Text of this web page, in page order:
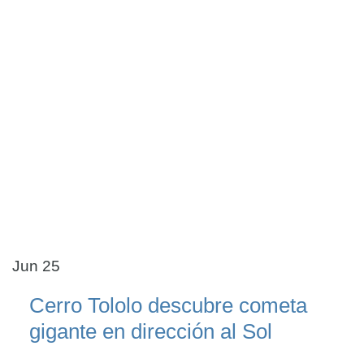
Jun 25
Cerro Tololo descubre cometa
gigante en dirección al Sol